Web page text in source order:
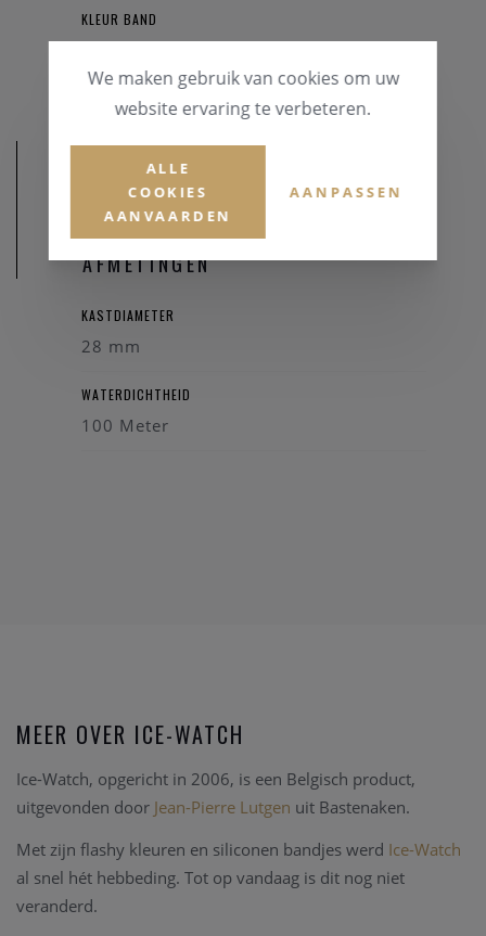
KLEUR BAND
AFMETINGEN
KASTDIAMETER
28 mm
WATERDICHTHEID
100 Meter
MEER OVER ICE-WATCH
Ice-Watch, opgericht in 2006, is een Belgisch product,
uitgevonden door Jean-Pierre Lutgen uit Bastenaken.
Met zijn flashy kleuren en siliconen bandjes werd Ice-Watch
al snel hét hebbeding. Tot op vandaag is dit nog niet
veranderd.
We maken gebruik van cookies om uw
website ervaring te verbeteren.
ALLE
COOKIES
AANVAARDEN
AANPASSEN